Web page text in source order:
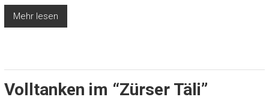
Mehr lesen
Volltanken im “Zürser Täli”